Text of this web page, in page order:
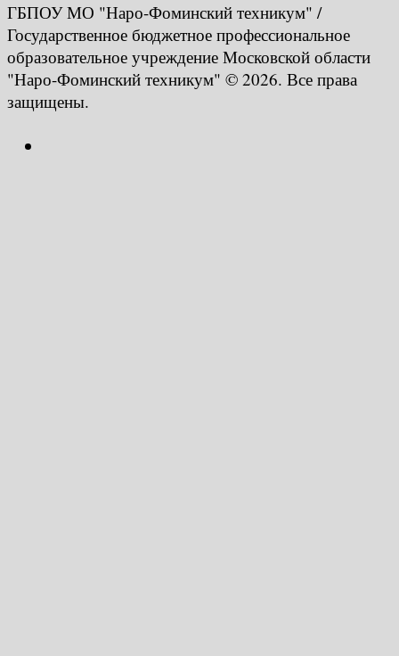
ГБПОУ МО "Наро-Фоминский техникум" /
Государственное бюджетное профессиональное
образовательное учреждение Московской области
"Наро-Фоминский техникум" © 2026. Все права
защищены.